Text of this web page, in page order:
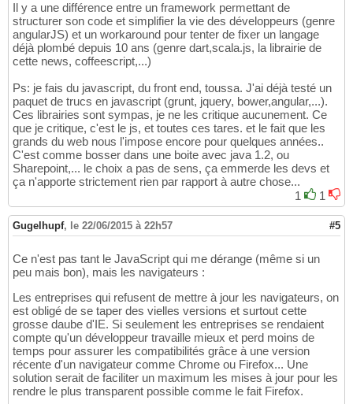
Il y a une différence entre un framework permettant de
structurer son code et simplifier la vie des développeurs (genre
angularJS) et un workaround pour tenter de fixer un langage
déjà plombé depuis 10 ans (genre dart,scala.js, la librairie de
cette news, coffeescript,...)
Ps: je fais du javascript, du front end, toussa. J'ai déjà testé un
paquet de trucs en javascript (grunt, jquery, bower,angular,...).
Ces librairies sont sympas, je ne les critique aucunement. Ce
que je critique, c'est le js, et toutes ces tares. et le fait que les
grands du web nous l'impose encore pour quelques années..
C'est comme bosser dans une boite avec java 1.2, ou
Sharepoint,... le choix a pas de sens, ça emmerde les devs et
ça n'apporte strictement rien par rapport à autre chose...
1
1
Gugelhupf, le 22/06/2015 à 22h57 #5
Ce n'est pas tant le JavaScript qui me dérange (même si un
peu mais bon), mais les navigateurs :
Les entreprises qui refusent de mettre à jour les navigateurs, on
est obligé de se taper des vielles versions et surtout cette
grosse daube d'IE. Si seulement les entreprises se rendaient
compte qu'un développeur travaille mieux et perd moins de
temps pour assurer les compatibilités grâce à une version
récente d'un navigateur comme Chrome ou Firefox... Une
solution serait de faciliter un maximum les mises à jour pour les
rendre le plus transparent possible comme le fait Firefox.